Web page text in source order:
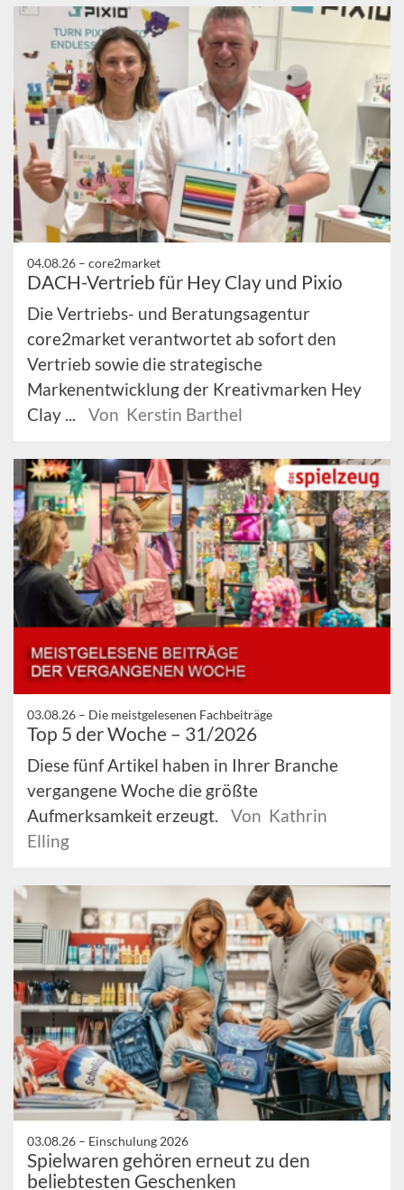
04.08.26 – core2market
DACH-Vertrieb für Hey Clay und Pixio
Die Vertriebs- und Beratungsagentur
core2market verantwortet ab sofort den
Vertrieb sowie die strategische
Markenentwicklung der Kreativmarken Hey
Clay ...
Von Kerstin Barthel
03.08.26 – Die meistgelesenen Fachbeiträge
Top 5 der Woche – 31/2026
Diese fünf Artikel haben in Ihrer Branche
vergangene Woche die größte
Aufmerksamkeit erzeugt.
Von Kathrin
Elling
03.08.26 – Einschulung 2026
Spielwaren gehören erneut zu den
beliebtesten Geschenken